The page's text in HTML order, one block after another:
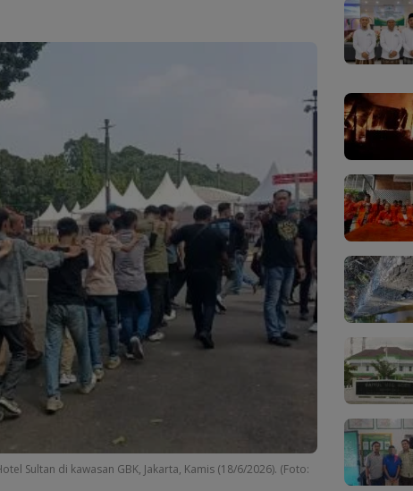
Sultan di kawasan GBK, Jakarta, Kamis (18/6/2026). (Foto: